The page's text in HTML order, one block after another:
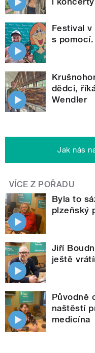
Festival v
s
dědci,
Wendler
Jak nás
VÍCE Z POŘADU
Byla to
plzeňský
Jiří
ještě
Původně
naštěstí
medicína